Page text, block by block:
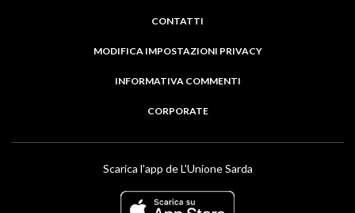
CONTATTI
MODIFICA IMPOSTAZIONI PRIVACY
INFORMATIVA COMMENTI
CORPORATE
Scarica l'app de L'Unione Sarda